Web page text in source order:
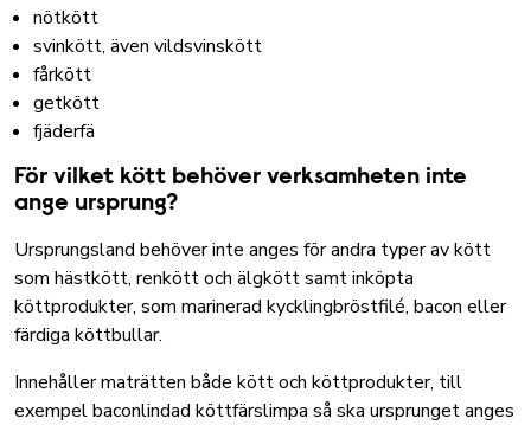
nötkött
svinkött, även vildsvinskött
fårkött
getkött
fjäderfä
För vilket kött behöver verksamheten inte
ange ursprung?
Ursprungsland behöver inte anges för andra typer av kött
som hästkött, renkött och älgkött samt inköpta
köttprodukter, som marinerad kycklingbröstfilé, bacon eller
färdiga köttbullar.
Innehåller maträtten både kött och köttprodukter, till
exempel baconlindad köttfärslimpa så ska ursprunget anges